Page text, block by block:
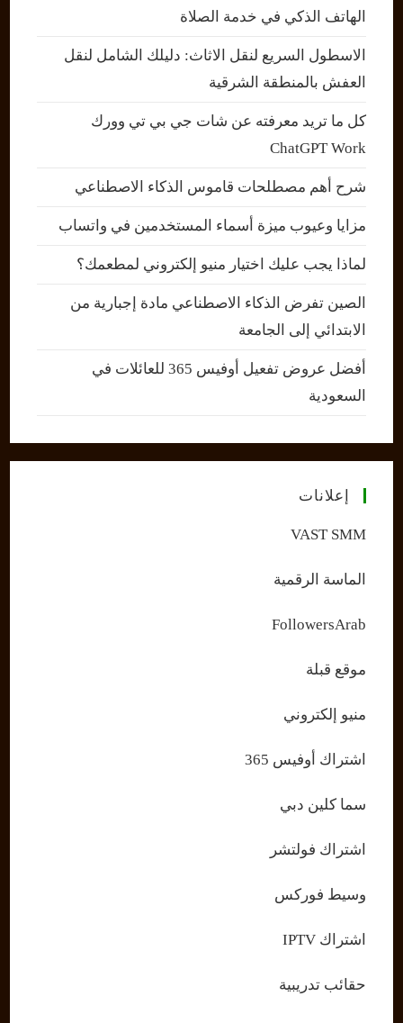
الهاتف الذكي في خدمة الصلاة
الاسطول السريع لنقل الاثاث: دليلك الشامل لنقل
العفش بالمنطقة الشرقية
كل ما تريد معرفته عن شات جي بي تي وورك
ChatGPT Work
شرح أهم مصطلحات قاموس الذكاء الاصطناعي
مزايا وعيوب ميزة أسماء المستخدمين في واتساب
لماذا يجب عليك اختيار منيو إلكتروني لمطعمك؟
الصين تفرض الذكاء الاصطناعي مادة إجبارية من
الابتدائي إلى الجامعة
أفضل عروض تفعيل أوفيس 365 للعائلات في
السعودية
إعلانات
VAST SMM
الماسة الرقمية
FollowersArab
موقع قبلة
منيو إلكتروني
اشتراك أوفيس 365
سما كلين دبي
اشتراك فولتشر
وسيط فوركس
اشتراك IPTV
حقائب تدريبية